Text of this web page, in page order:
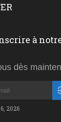
à
dès
2026